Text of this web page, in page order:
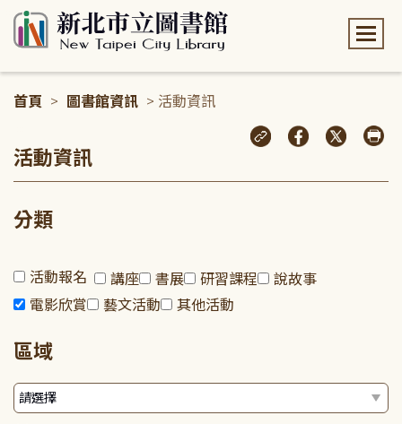
首頁 > 圖書館資訊 > 活動資訊
活動資訊
分類
活動報名 講座 書展 研習課程
說故事
電影欣賞
藝文活動 其他活動
區域